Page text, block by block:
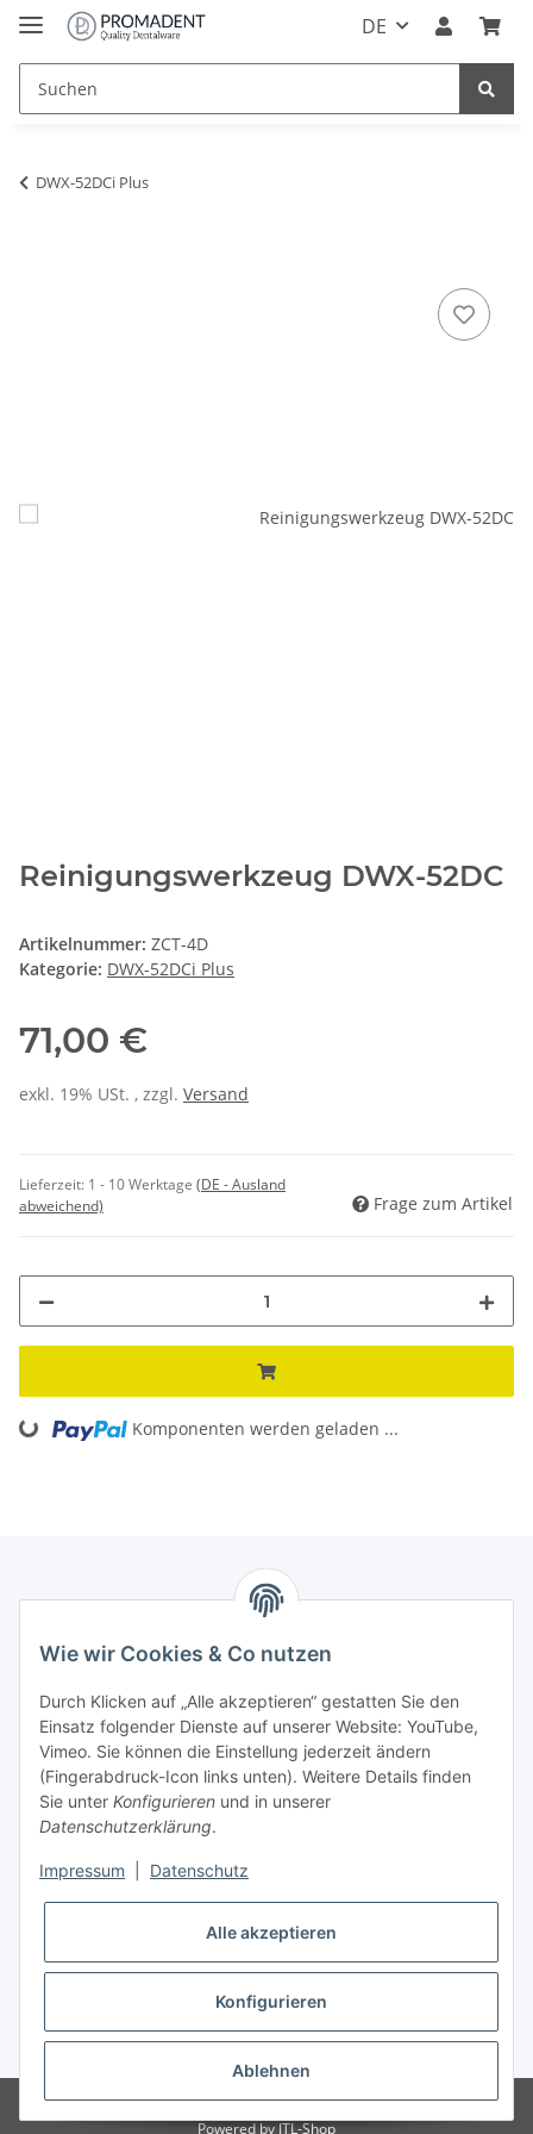
DE
DWX-52DCi Plus
Reinigungswerkzeug DWX-52DC
Artikelnummer: ZCT-4D
Kategorie: DWX-52DCi Plus
71,00 €
exkl. 19% USt. , zzgl. Versand
Lieferzeit: 1 - 10 Werktage (DE - Ausland
abweichend)
Frage zum Artikel
Loading... Komponenten werden geladen ...
PROMADENT UG
Im Nordfeld 13
29336 Nienhagen
info@promadent.de
+49 (0) 5144 / 6980 - 200
* Alle Preise zzgl. gesetzlicher USt., zzgl.Versand
© PROMADENT 2025
Powered byJTL-Shop
Wie wir Cookies & Co nutzen
Durch Klicken auf „Alle akzeptieren“ gestatten Sie den
Einsatz folgender Dienste auf unserer Website: YouTube,
Vimeo. Sie können die Einstellung jederzeit ändern
(Fingerabdruck-Icon links unten). Weitere Details finden
Sie unter Konfigurieren und in unserer
Datenschutzerklärung.
Impressum Datenschutz
Alle akzeptieren
Konfigurieren
Ablehnen